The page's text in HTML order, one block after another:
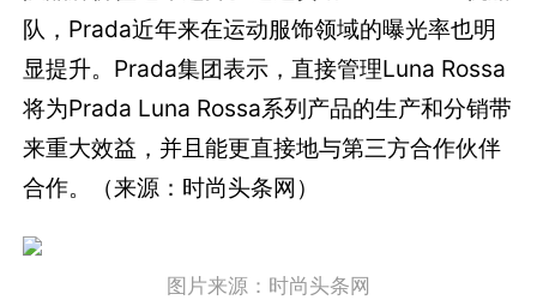
队，Prada近年来在运动服饰领域的曝光率也明
显提升。Prada集团表示，直接管理Luna Rossa
将为Prada Luna Rossa系列产品的生产和分销带
来重大效益，并且能更直接地与第三方合作伙伴
合作。（来源：时尚头条网）
图片来源：时尚头条网